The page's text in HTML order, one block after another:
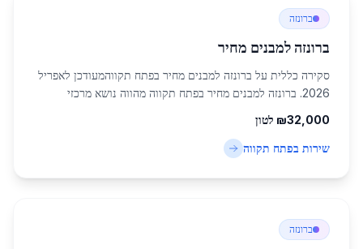
ברונזה
ברונזה למבנים מחיר
סקירה כללית על ברונזה למבנים מחיר בפתח תקווהמעודכן לאפריל
2026. ברונזה למבנים מחיר בפתח תקווה מהווה נושא מרכזי
247,956 תושבים. פתח תקווה, כעיר...
₪32,000 לטון
שירות בפתח תקווה
ברונזה